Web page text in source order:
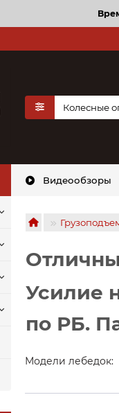
Видеообзоры
Усилие
по РБ.
Модели лебедок: